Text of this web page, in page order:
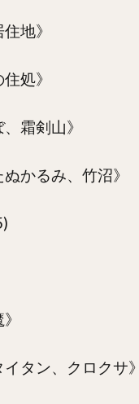
地》
処》
霜剣山》
かるみ、竹沼》
タン、クロクサ》